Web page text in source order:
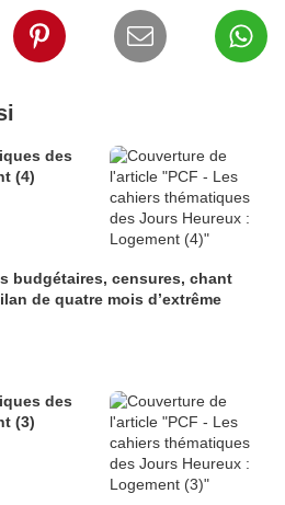
des
(4)
budgétaires, censures, chant
de quatre mois d’extrême
des
(3)